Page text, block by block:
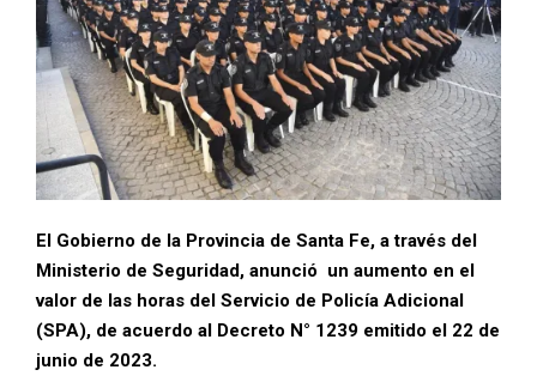
El Gobierno de la Provincia de Santa Fe, a través del
Ministerio de Seguridad, anunció un aumento en el
valor de las horas del Servicio de Policía Adicional
(SPA), de acuerdo al Decreto N° 1239 emitido el 22 de
junio de 2023.